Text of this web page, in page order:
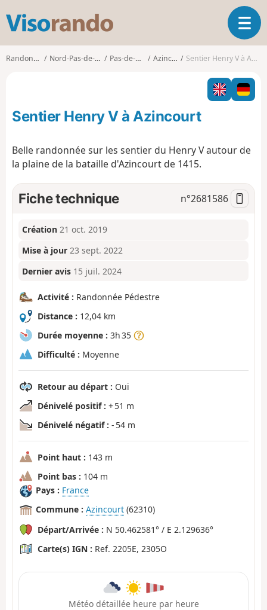
s
o
o
O
u
i
r
l
v
a
t
Randonnées Nord-Pas-de-Calais Pas-de-Calais Azincourt Sentier Henry V à Azincourt
Sentier Henry V à Azincourt
Belle randonnée sur les sentier du Henry V autour de
la plaine de la bataille d'Azincourt de 1415.
Fiche technique n°2681586
Création 21 oct. 2019
Mise à jour 23 sept. 2022
Dernier avis 15 juil. 2024
Activité : Randonnée Pédestre
Distance : 12,04 km
Durée moyenne : 3h 35
Difficulté : Moyenne
Retour au départ : Oui
Dénivelé positif : + 51 m
Dénivelé négatif : - 54 m
Point haut : 143 m
Point bas : 104 m
Pays : France
Commune : Azincourt (62310)
Départ/Arrivée : N 50.462581° / E 2.129636°
Carte(s) IGN : Ref. 2205E, 2305O
Météo détaillée heure par heure